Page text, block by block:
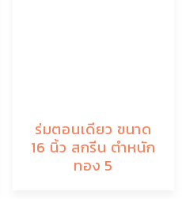
ร่มตอนเดียว ขนาด
16 นิ้ว สกรีน ตำหนัก
ทอง 5